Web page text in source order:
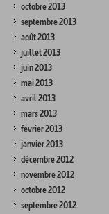
octobre 2013
septembre 2013
août 2013
juillet 2013
juin 2013
mai 2013
avril 2013
mars 2013
février 2013
janvier 2013
décembre 2012
novembre 2012
octobre 2012
septembre 2012